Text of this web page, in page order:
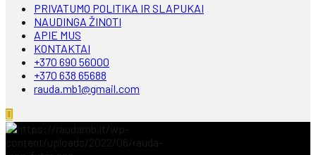
PRIVATUMO POLITIKA IR SLAPUKAI
NAUDINGA ŽINOTI
APIE MUS
KONTAKTAI
+370 690 56000
+370 638 65688
rauda.mb1@gmail.com